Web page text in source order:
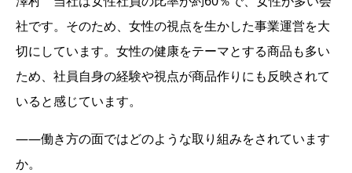
社です。そのため、女性の視点を生かした事業運営を大
切にしています。女性の健康をテーマとする商品も多い
ため、社員自身の経験や視点が商品作りにも反映されて
いると感じています。
――働き方の面ではどのような取り組みをされています
か。